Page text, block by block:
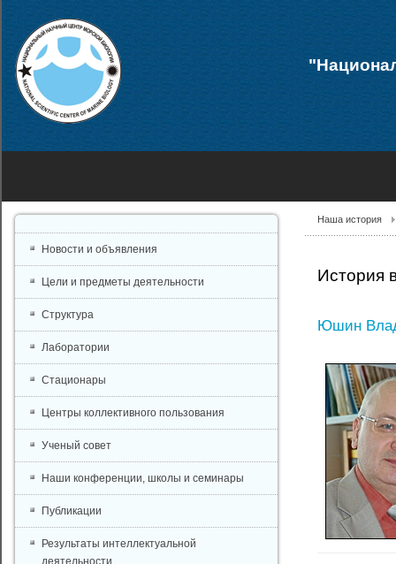
Наша история
История
Юшин
Новости и объявления
Цели и предметы деятельности
Структура
Лаборатории
Стационары
Центры коллективного пользования
Ученый совет
Наши конференции, школы и семинары
Публикации
Результаты интеллектуальной
деятельности